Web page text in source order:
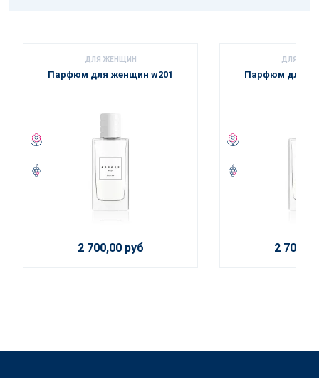
ДЛЯ ЖЕНЩИН
Парфюм для женщин w201
2 700,00 руб
ДЛЯ
Парфюм для
2